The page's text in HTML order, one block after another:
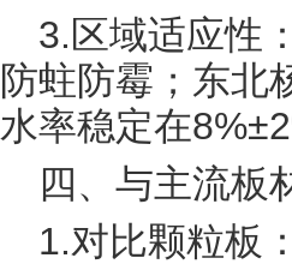
3.区域适应性
防蛀防霉；东北
水率稳定在
四、与主流板
1.对比颗粒板：